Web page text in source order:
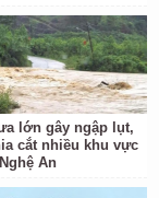
lớn gây ngập lụt,
cắt nhiều khu vực
An